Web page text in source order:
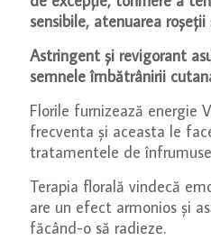
sensibile, atenuarea
Astringent și revigorant
semnele îmbătrânirii
Florile furnizează energie
frecventa și aceasta le
tratamentele de
Terapia florală vindecă
are un efect armonios și
făcând-o să radieze.